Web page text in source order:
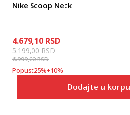
Nike Scoop Neck
4.679,10 RSD
5.199,00RSD
6.999,00RSD
Popust25%+10%
Dodajte u korpu